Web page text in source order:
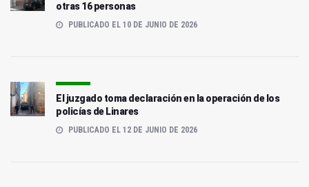
otras 16 personas
PUBLICADO EL 10 DE JUNIO DE 2026
El juzgado toma declaración en la operación de los
policías de Linares
PUBLICADO EL 12 DE JUNIO DE 2026